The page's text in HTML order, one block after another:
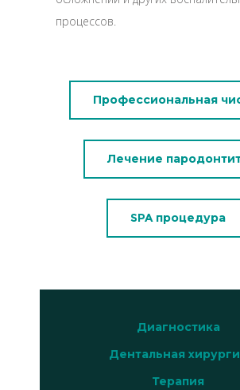
процессов.
Профессиональная
Лечение
SPA процедура
Диагностика
Дентальная
Терапия